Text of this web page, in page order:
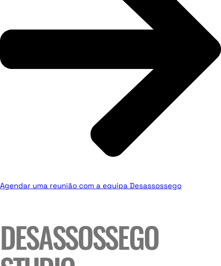
Agendar uma reunião com a equipa Desassossego
DESASSOSSEGO